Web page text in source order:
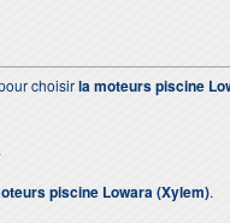
choisirla moteurs piscine
piscine Lowara (Xylem).